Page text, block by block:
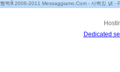
쀀삑ꂌ 2006-2011 Messaggiamo.Com - 사쁴킸 냵 -
Dedicated